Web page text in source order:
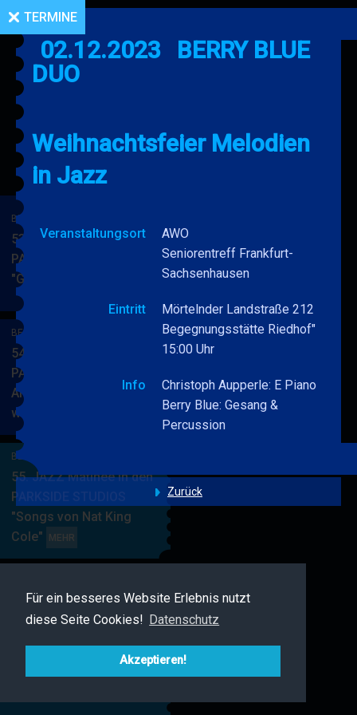
Für ein besseres Website Erlebnis nutzt
diese Seite Cookies! Datenschutz
Akzeptieren!
BERRY BLUE & BAND
53. JAZZ Matinee in den
PARKSIDE STUDIOS
"Gypsy Jazz"
BERRY BLUE & BAND
54. JAZZ Matinee in den
PARKSIDE STUDIOS
American Songbook
wunderbare Musik
BERRY
BLUE
BERRY BLUE & BAND
55. JAZZ Matinee in den
PARKSIDE STUDIOS
"Songs von Nat King
Cole"
MEHR
BAND
BERRY BLUE & FRIENDS
Live Jazz im MAMPF
&
TERMINE
02.12.2023
BERRY BLUE
DUO
Weihnachtsfeier Melodien
in Jazz
Veranstaltungsort
AWO
Seniorentreff Frankfurt-
Sachsenhausen
Eintritt
Mörtelnder Landstraße 212
Begegnungsstätte Riedhof"
15:00 Uhr
Info
Christoph Aupperle: E Piano
Berry Blue: Gesang &
Percussion
Zurück